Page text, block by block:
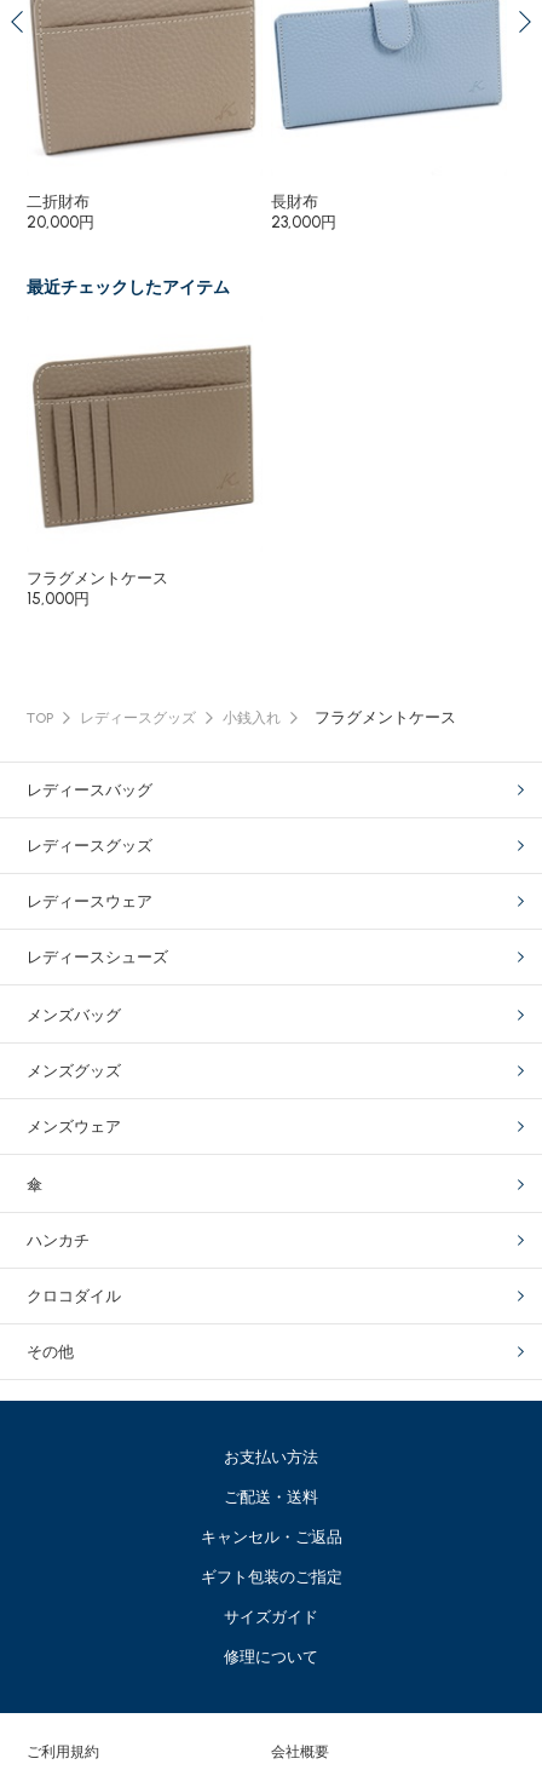
二折財布
20,000円
長財布
23,000円
最近チェックしたアイテム
フラグメントケース
15,000円
TOP レディースグッズ 小銭入れ フラグメントケース
レディースバッグ
レディースグッズ
レディースウェア
レディースシューズ
メンズバッグ
メンズグッズ
メンズウェア
傘
ハンカチ
クロコダイル
その他
お支払い方法
ご配送・送料
キャンセル・ご返品
ギフト包装のご指定
サイズガイド
修理について
ご利用規約 会社概要